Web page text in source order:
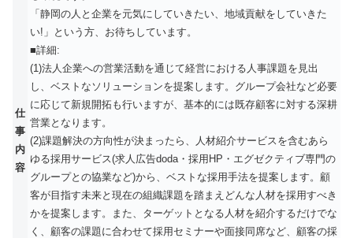
仕
事
内
容
「静岡の人と企業を元気にしていきたい、地域貢献をしていきた
い!」という方、お待ちしています。
■詳細:
(1)法人企業への営業活動を通じて経営における人事課題を見出
し、ベストなソリューションを提案します。グループ会社など必要
に応じて新規開拓も行いますが、基本的には既存顧客に対する深耕
営業となります。
(2)課題解決の方向性が決まったら、人材紹介サービスを含むあら
ゆる採用サービス(求人広告doda・採用HP・エグゼクティブ専門の
グループとの協業など)から、ベストな採用手法を提案します。顧
客が目指す未来と現在の組織課題を踏まえどんな人材を採用すべき
かを提案します。また、ターゲットとなる人材を紹介するだけでな
く、顧客の課題に合わせて採用セミナーや面接同席など、顧客の採